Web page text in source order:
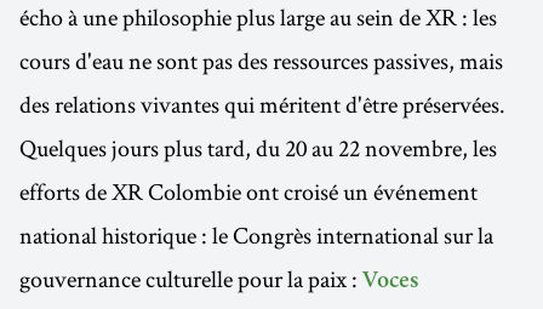
écho à une philosophie plus large au sein de XR : les
cours d'eau ne sont pas des ressources passives, mais
des relations vivantes qui méritent d'être préservées.
Quelques jours plus tard, du 20 au 22 novembre, les
efforts de XR Colombie ont croisé un événement
national historique : le Congrès international sur la
gouvernance culturelle pour la paix : Voces